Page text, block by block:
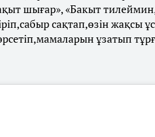
шығар», «Бакыт
сақтап,өзін жақсы
ұзатып